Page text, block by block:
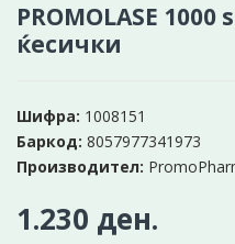
PROMOLASE
ќесички
Шифра: 1008151
Баркод: 8057977341973
Производител:
1.230 ден.